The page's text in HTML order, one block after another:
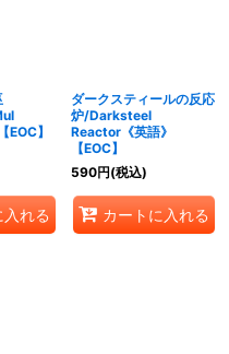
】
入れる
ダークスティールの反応
炉/Darksteel
Reactor《英語》
【EOC】
590円(税込)
カートに入れる